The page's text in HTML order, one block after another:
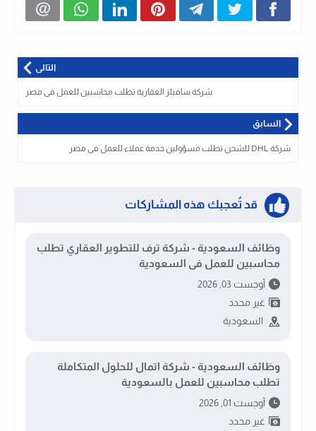
التالى
شركة سافيلز العقارية تطلب محاسبين للعمل فى مصر
السابق
شركة DHL للشحن تطلب مسؤولين خدمة عملاء للعمل فى مصر
قد تُعجبك هذه المشاركات
وظائف السعودية - شركة ترف للتطوير العقاري تطلب
محاسبين للعمل فى السعودية
أوجست 03, 2026
غير محدد
السعودية
وظائف السعودية - شركة اتمال للحلول المتكاملة
تطلب محاسبين للعمل بالسعودية
أوجست 01, 2026
غير محدد